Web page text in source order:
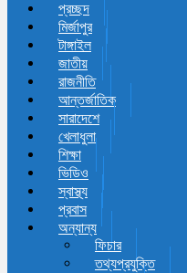
প্রচ্ছদ
মির্জাপুর
টাঙ্গাইল
জাতীয়
রাজনীতি
আন্তর্জাতিক
সারাদেশে
খেলাধুলা
শিক্ষা
ভিডিও
স্বাস্থ্য
প্রবাস
অন্যান্য
ফিচার
তথ্যপ্রযুক্তি